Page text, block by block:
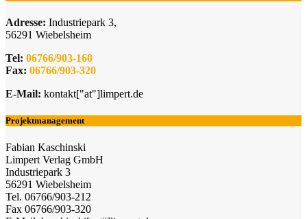
Adresse: Industriepark 3,
56291 Wiebelsheim
Tel: 06766/903-160
Fax: 06766/903-320
E-Mail: kontakt["at"]limpert.de
Projektmanagement
Fabian Kaschinski
Limpert Verlag GmbH
Industriepark 3
56291 Wiebelsheim
Tel. 06766/903-212
Fax 06766/903-320